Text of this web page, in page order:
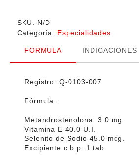
SKU: N/D
Categoría: Especialidades
FORMULA INDICACIONES
Registro: Q-0103-007
Fórmula:
Metandrostenolona 3.0 mg.
Vitamina E 40.0 U.I.
Selenito de Sodio 45.0 mcg.
Excipiente c.b.p. 1 tab